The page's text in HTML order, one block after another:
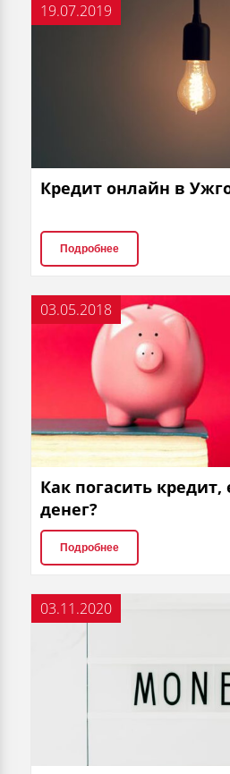
19.07.2019
Кредит онлайн в
Подробнее
03.05.2018
Как погасить кредит,
денег?
Подробнее
03.11.2020